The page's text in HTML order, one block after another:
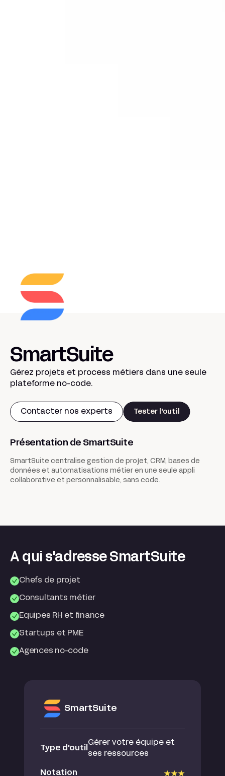
SmartSuite
Gérez projets et process métiers dans une seule
plateforme no-code.
Contacter nos experts Tester l'outil
Présentation de SmartSuite
SmartSuite centralise gestion de projet, CRM, bases de
données et automatisations métier en une seule appli
collaborative et personnalisable, sans code.
A qui s'adresse SmartSuite
Chefs de projet
Consultants métier
Equipes RH et finance
Startups et PME
Agences no-code
SmartSuite
Type d'outil
Gérer votre équipe et
ses ressources
Notation